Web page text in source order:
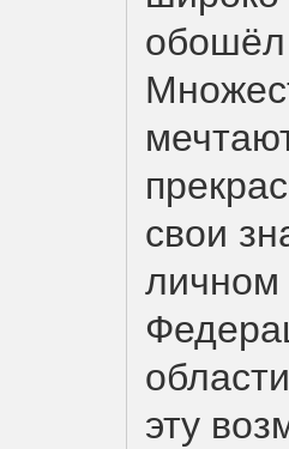
обошёл
свои
личном
эту